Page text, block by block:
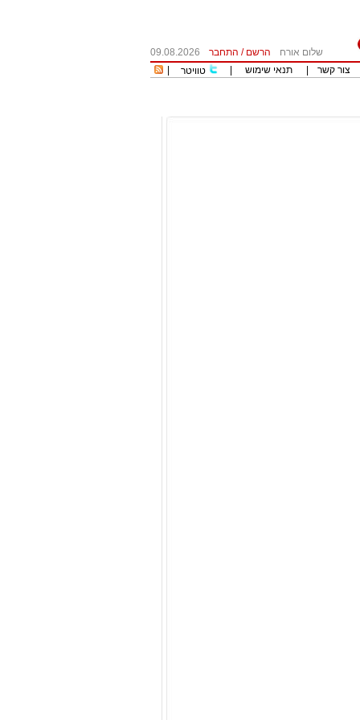
שלום אורח הרשם / התחבר
09.08.2026
צור קשר תנאי שימוש טוויטר